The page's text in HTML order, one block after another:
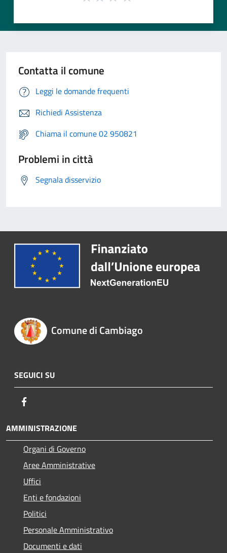
Contatta il comune
Leggi le domande frequenti
Richiedi Assistenza
Chiama il comune 02 950821
Problemi in città
Segnala disservizio
Comune di Cambiago
SEGUICI SU
AMMINISTRAZIONE
Organi di Governo
Aree Amministrative
Uffici
Enti e fondazioni
Politici
Personale Amministrativo
Documenti e dati